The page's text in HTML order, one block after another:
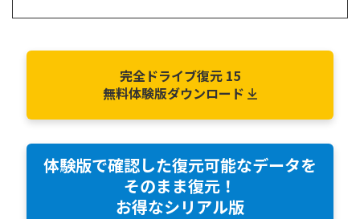
完全ドライブ復元 15
無料体験版ダウンロード
体験版で確認した復元可能なデータを
そのまま復元！
お得なシリアル版